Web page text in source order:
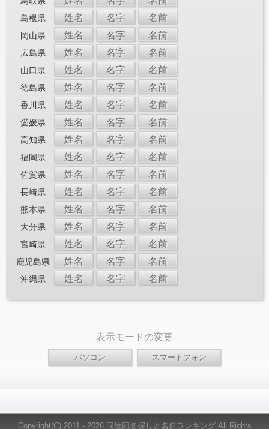
島根県 姓名 名字 名前
岡山県 姓名 名字 名前
広島県 姓名 名字 名前
山口県 姓名 名字 名前
徳島県 姓名 名字 名前
香川県 姓名 名字 名前
愛媛県 姓名 名字 名前
高知県 姓名 名字 名前
福岡県 姓名 名字 名前
佐賀県 姓名 名字 名前
長崎県 姓名 名字 名前
熊本県 姓名 名字 名前
大分県 姓名 名字 名前
宮崎県 姓名 名字 名前
鹿児島県 姓名 名字 名前
沖縄県 姓名 名字 名前
表示モードの変更
Copyright(C) 2011 - 2026 同姓同名探しと名前ランキング All Rights